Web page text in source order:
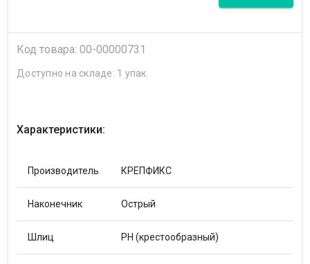
Код товара: 00-00000731
Доступно на складе: 1 упак.
Характеристики:
Производитель КРЕПФИКС
Наконечник Острый
Шлиц PH (крестообразный)